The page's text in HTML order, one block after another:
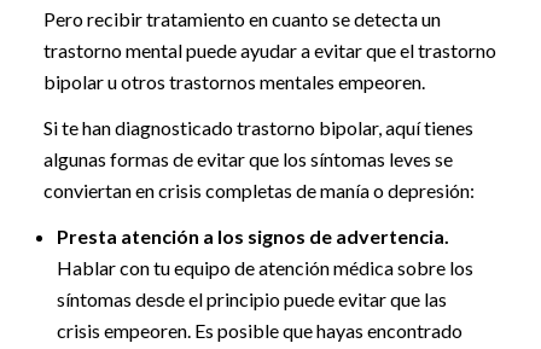
Pero recibir tratamiento en cuanto se detecta un
trastorno mental puede ayudar a evitar que el trastorno
bipolar u otros trastornos mentales empeoren.
Si te han diagnosticado trastorno bipolar, aquí tienes
algunas formas de evitar que los síntomas leves se
conviertan en crisis completas de manía o depresión:
Presta atención a los signos de advertencia.
Hablar con tu equipo de atención médica sobre los
síntomas desde el principio puede evitar que las
crisis empeoren. Es posible que hayas encontrado